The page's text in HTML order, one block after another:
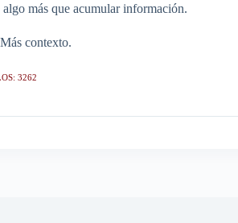
más que acumular información.
contexto.
3262